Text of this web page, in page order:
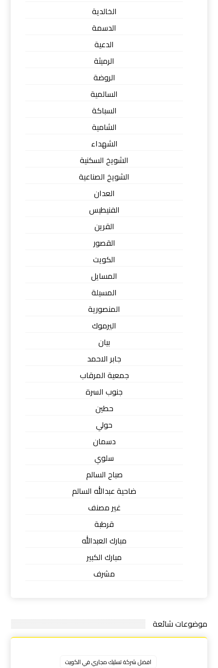
الخالدية
الدسمة
الدعية
الرميثة
الروضة
السالمية
السباكة
الشامية
الشهداء
الشويخ السكنية
الشويخ الصناعية
العدان
الفنيطيس
القرين
القصور
الكويت
المسايل
المسيلة
المنصورية
اليرموك
بيان
جابر الاحمد
جمعية المرقاب
جنوب السرة
حطين
حولي
دسمان
سلوي
صباح السالم
ضاحية عبدالله السالم
غير مصنف
قرطبة
مبارك العبدالله
مبارك الكبير
مشرف
موضوعات شائعة
افضل شركة تسليك مجاري في الكويت